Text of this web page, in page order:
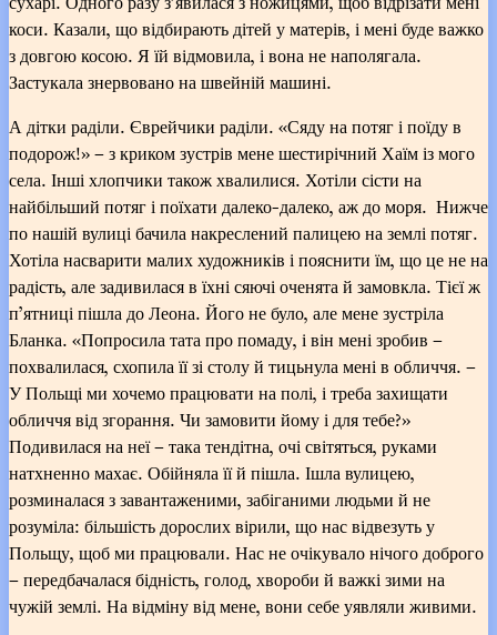
коси. Казали, що відбирають дітей у матерів, і мені буде важко
з довгою косою. Я їй відмовила, і вона не наполягала.
Застукала знервовано на швейній машині.
А дітки раділи. Єврейчики раділи. «Сяду на потяг і поїду в
подорож!» – з криком зустрів мене шестирічний Хаїм із мого
села. Інші хлопчики також хвалилися. Хотіли сісти на
найбільший потяг і поїхати далеко-далеко, аж до моря. Нижче
по нашій вулиці бачила накреслений палицею на землі потяг.
Хотіла насварити малих художників і пояснити їм, що це не на
радість, але задивилася в їхні сяючі оченята й замовкла. Тієї ж
п’ятниці пішла до Леона. Його не було, але мене зустріла
Бланка. «Попросила тата про помаду, і він мені зробив –
похвалилася, схопила її зі столу й тицьнула мені в обличчя. –
У Польщі ми хочемо працювати на полі, і треба захищати
обличчя від згорання. Чи замовити йому і для тебе?»
Подивилася на неї – така тендітна, очі світяться, руками
натхненно махає. Обійняла її й пішла. Ішла вулицею,
розминалася з завантаженими, забіганими людьми й не
розуміла: більшість дорослих вірили, що нас відвезуть у
Польщу, щоб ми працювали. Нас не очікувало нічого доброго
– передбачалася бідність, голод, хвороби й важкі зими на
чужій землі. На відміну від мене, вони себе уявляли живими.